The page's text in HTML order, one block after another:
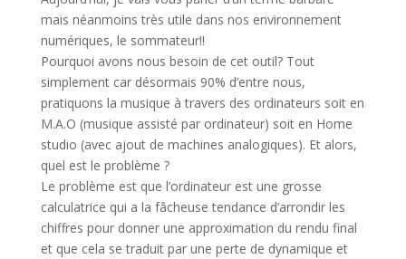
mais néanmoins très utile dans nos environnement
numériques, le sommateur!!
Pourquoi avons nous besoin de cet outil? Tout
simplement car désormais 90% d’entre nous,
pratiquons la musique à travers des ordinateurs soit en
M.A.O (musique assisté par ordinateur) soit en Home
studio (avec ajout de machines analogiques). Et alors,
quel est le problème ?
Le problème est que l’ordinateur est une grosse
calculatrice qui a la fâcheuse tendance d’arrondir les
chiffres pour donner une approximation du rendu final
et que cela se traduit par une perte de dynamique et